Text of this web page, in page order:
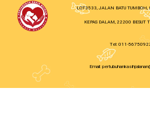
LOT3533, JALAN BATU TUMBOH,
KEPAS DALAM, 22200 BESUT
Tel: 011-
Email: